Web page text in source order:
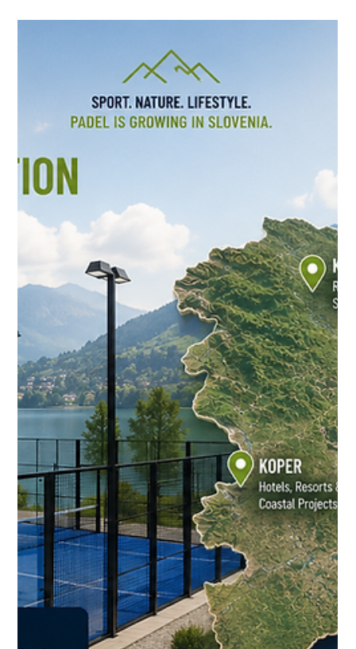
так: Какой корт для падела мне выбрать: классический
или панорамный? Хотя обе модели созданы для
профессиональной игры, они преследуют разные
коммерческие цели, обеспечивают разный игровой опыт и
реализуют разные инвестиционные стратегии. Выбор
вида; он влияет на ваш строительный бюджет, качество
обслуживания клиентов, бре